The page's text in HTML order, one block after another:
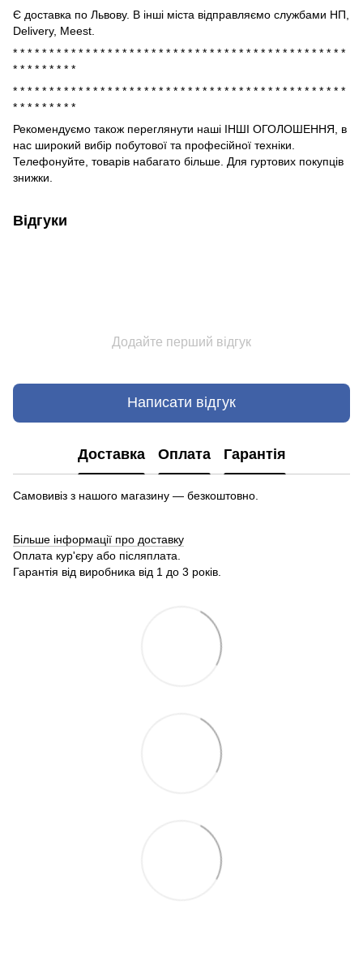
Є доставка по Львову. В інші міста відправляємо службами НП,
Delivery, Meest.
* * * * * * * * * * * * * * * * * * * * * * * * * * * * * * * * * * * * * * * * * * * * * *
* * * * * * * * *
* * * * * * * * * * * * * * * * * * * * * * * * * * * * * * * * * * * * * * * * * * * * * *
* * * * * * * * *
Рекомендуємо також переглянути наші ІНШІ ОГОЛОШЕННЯ, в
нас широкий вибір побутової та професійної техніки.
Телефонуйте, товарів набагато більше. Для гуртових покупців
знижки.
Відгуки
Додайте перший відгук
Написати відгук
Доставка Оплата Гарантія
Самовивіз з нашого магазину — безкоштовно.
Більше інформації про доставку
Оплата кур'єру або післяплата.
Гарантія від виробника від 1 до 3 років.